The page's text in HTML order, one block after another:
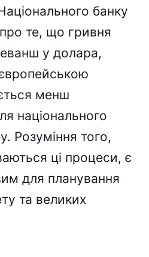
банку
про те, що гривня
у долара,
менш
національного
Розуміння того,
ці процеси, є
для планування
та великих